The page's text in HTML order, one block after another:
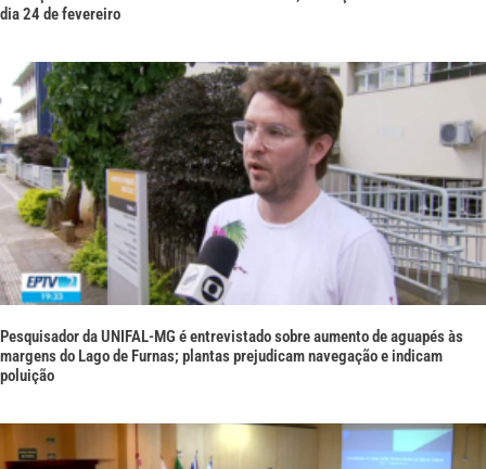
dia 24 de fevereiro
Pesquisador da UNIFAL-MG é entrevistado sobre aumento de aguapés às
margens do Lago de Furnas; plantas prejudicam navegação e indicam
poluição